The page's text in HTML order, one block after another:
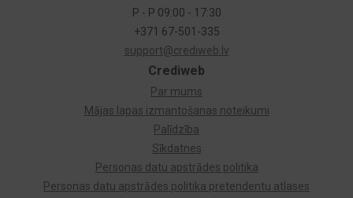
Crediweb
Par mums
Mājas lapas izmantošanas noteikumi
Palīdzība
Sīkdatnes
Personas datu apstrādes politika
Personas datu apstrādes politika pretendentu atlases
P - P 09:00 - 17:30
+371 67-501-335
support@crediweb.lv